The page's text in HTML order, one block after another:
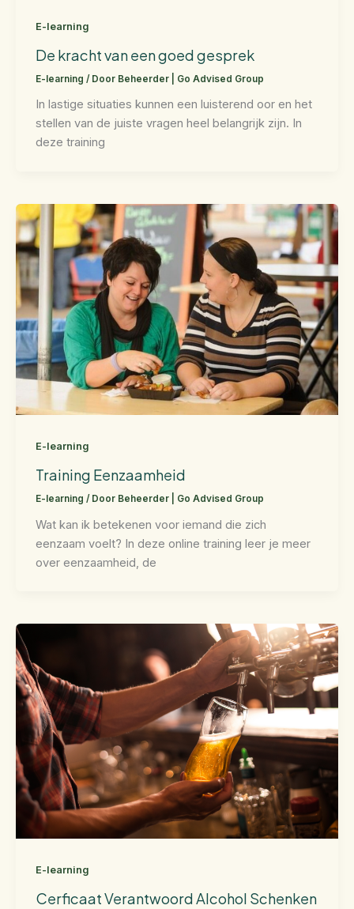
E-learning
De kracht van een goed gesprek
E-learning / Door Beheerder | Go Advised Group
In lastige situaties kunnen een luisterend oor en het
stellen van de juiste vragen heel belangrijk zijn. In
deze training
E-learning
Training Eenzaamheid
E-learning / Door Beheerder | Go Advised Group
Wat kan ik betekenen voor iemand die zich
eenzaam voelt? In deze online training leer je meer
over eenzaamheid, de
E-learning
Cerficaat Verantwoord Alcohol Schenken